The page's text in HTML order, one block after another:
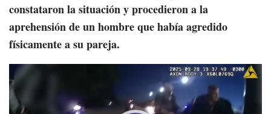
constataron la situación y procedieron a la
aprehensión de un hombre que había agredido
físicamente a su pareja.
Reproductor
de
vídeo